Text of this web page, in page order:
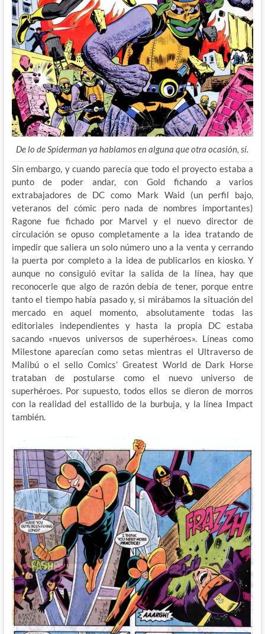
De lo de Spiderman ya hablamos en alguna que otra ocasión, sí.
Sin embargo, y cuando parecía que todo el proyecto estaba a
punto de poder andar, con Gold fichando a varios
extrabajadores de DC como Mark Waid (un perfil bajo,
veteranos del cómic pero nada de nombres importantes)
Ragone fue fichado por Marvel y el nuevo director de
circulación se opuso completamente a la idea tratando de
impedir que saliera un solo número uno a la venta y cerrando
la puerta por completo a la idea de publicarlos en kiosko. Y
aunque no consiguió evitar la salida de la línea, hay que
reconocerle que algo de razón debía de tener, porque entre
tanto el tiempo había pasado y, si mirábamos la situación del
mercado en aquel momento, absolutamente todas las
editoriales independientes y hasta la propia DC estaba
sacando «nuevos universos de superhéroes». Líneas como
Milestone aparecían como setas mientras el Ultraverso de
Malibú o el sello Comics’ Greatest World de Dark Horse
trataban de postularse como el nuevo universo de
superhéroes. Por supuesto, todos ellos se dieron de morros
con la realidad del estallido de la burbuja, y la línea Impact
también.